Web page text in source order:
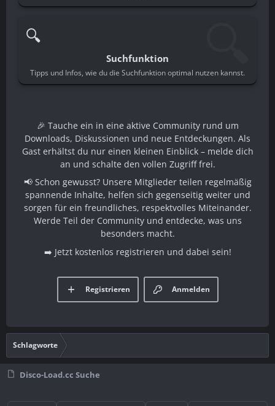
🔍
Suchfunktion
Tipps und Infos, wie du die Suchfunktion optimal nutzen kannst.
🎉 Tauche ein in eine aktive Community rund um
Downloads, Diskussionen und neue Entdeckungen. Als
Gast erhältst du nur einen kleinen Einblick – melde dich
an und schalte den vollen Zugriff frei.
📢 Schon gewusst? Unsere Mitglieder teilen regelmäßig
spannende Inhalte, helfen sich gegenseitig weiter und
sorgen für ein freundliches, respektvolles Miteinander.
Werde Teil der Community und entdecke, was uns
besonders macht.
➡️ Jetzt kostenlos registrieren und dabei sein!
Anmelden
Registrieren
Schlagworte
Disco-Load.cc Suche